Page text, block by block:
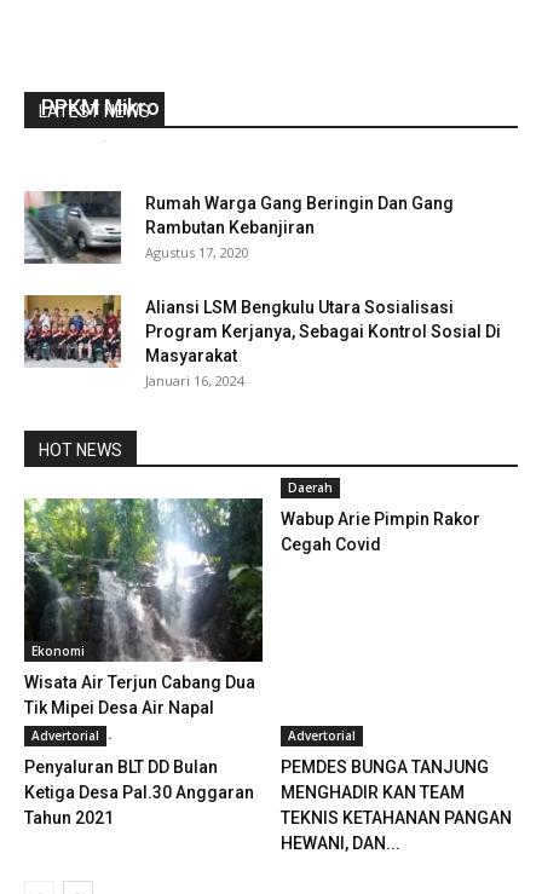
LATEST NEWS
PPKM Mikro
-
Rumah Warga Gang Beringin Dan Gang
Rambutan Kebanjiran
Agustus 17, 2020
Aliansi LSM Bengkulu Utara Sosialisasi
Program Kerjanya, Sebagai Kontrol Sosial Di
Masyarakat
Januari 16, 2024
HOT NEWS
Ekonomi
Wisata Air Terjun Cabang Dua
Tik Mipei Desa Air Napal
Bengkulu...
Daerah
Wabup Arie Pimpin Rakor
Cegah Covid
Advertorial
Penyaluran BLT DD Bulan
Ketiga Desa Pal.30 Anggaran
Tahun 2021
Advertorial
PEMDES BUNGA TANJUNG
MENGHADIR KAN TEAM
TEKNIS KETAHANAN PANGAN
HEWANI, DAN...